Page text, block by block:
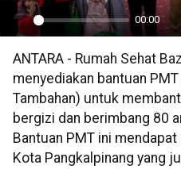
Play
00:00
ANTARA - Rumah Sehat
menyediakan bantuan
Tambahan) untuk
bergizi dan berimbang 80
Bantuan PMT ini
Kota Pangkalpinang yang